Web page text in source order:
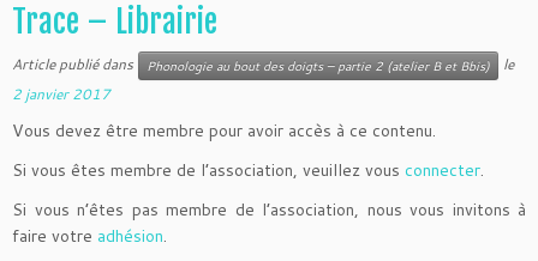
Trace – Librairie
Article publié dans Phonologie au bout des doigts – partie 2 (atelier B et Bbis)
le
2 janvier 2017
Vous devez être membre pour avoir accès à ce contenu.
Si vous êtes membre de l’association, veuillez vous connecter.
Si vous n’êtes pas membre de l’association, nous vous invitons à
faire votre adhésion.